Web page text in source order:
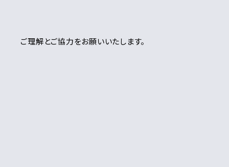
ご理解とご協力をお願いいたします。